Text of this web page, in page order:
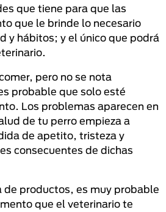
que tiene para que las
que le brinde lo necesario
y hábitos; y el único que podrá
pero no se nota
probable que solo esté
Los problemas aparecen en
de tu perro empieza a
de apetito, tristeza y
consecuentes de dichas
de productos, es muy probable
que el veterinario te